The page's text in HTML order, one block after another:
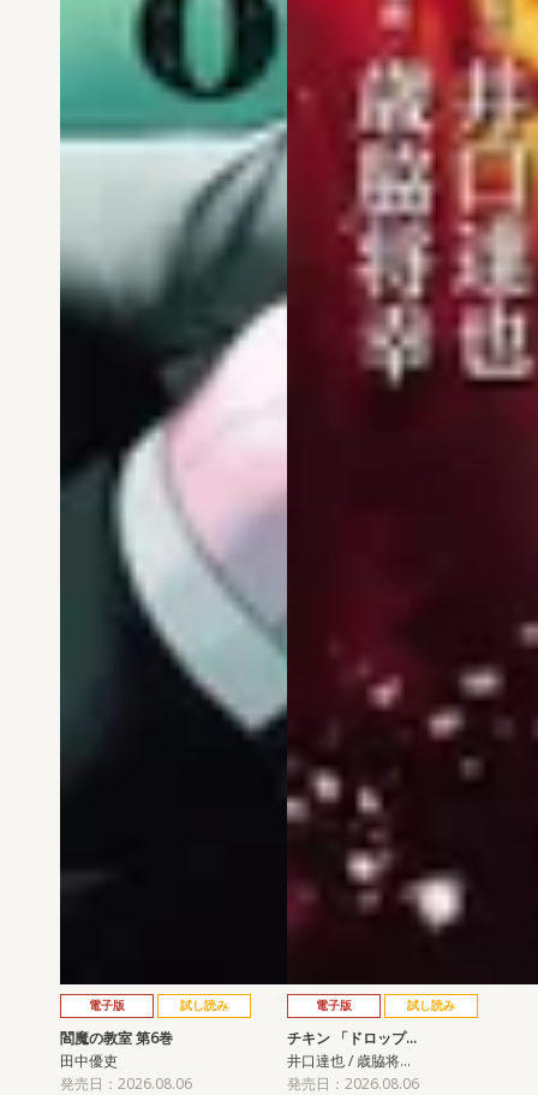
電子版 試し読み
閻魔の教室 第6巻
田中優吏
発売日：2026.08.06
電子版 試し読み
チキン 「ドロップ…
井口達也 / 歳脇将…
発売日：2026.08.06